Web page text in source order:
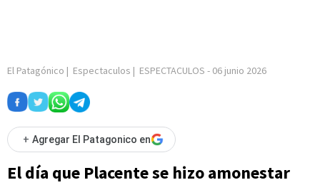
El Patagónico | Espectaculos | ESPECTACULOS - 06 junio 2026
+ Agregar El Patagonico en
El día que Placente se hizo amonestar